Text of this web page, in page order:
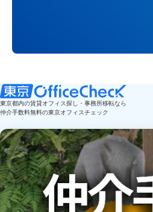
東京都内の賃貸オフィス探し・事務所移転なら
仲介手数料無料の東京オフィスチェック